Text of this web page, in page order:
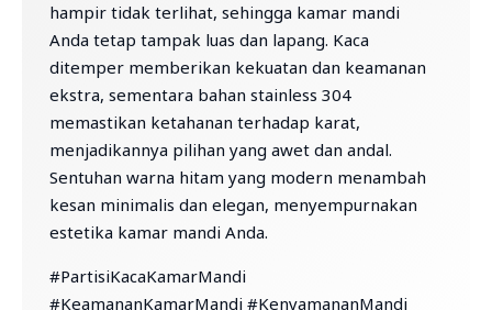
hampir tidak terlihat, sehingga kamar mandi
Anda tetap tampak luas dan lapang. Kaca
ditemper memberikan kekuatan dan keamanan
ekstra, sementara bahan stainless 304
memastikan ketahanan terhadap karat,
menjadikannya pilihan yang awet dan andal.
Sentuhan warna hitam yang modern menambah
kesan minimalis dan elegan, menyempurnakan
estetika kamar mandi Anda.
#PartisiKacaKamarMandi
#KeamananKamarMandi #KenyamananMandi